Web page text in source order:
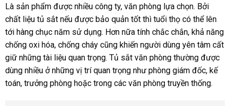
Là sản phẩm được nhiều công ty, văn phòng lựa chọn. Bởi
chất liệu tủ sắt nếu được bảo quản tốt thì tuổi thọ có thể lên
tới hàng chục năm sử dụng. Hơn nữa tính chắc chắn, khả năng
chống oxi hóa, chống cháy cũng khiến người dùng yên tâm cất
giữ những tài liệu quan trọng. Tủ sắt văn phòng thường được
dùng nhiều ở những vị trí quan trọng như phòng giám đốc, kế
toán, trưởng phòng hoặc trong các văn phòng truyền thống.